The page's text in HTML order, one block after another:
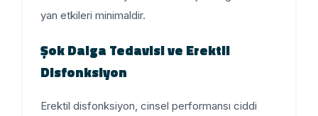
yan etkileri minimaldir.
Şok Dalga Tedavisi ve Erektil
Disfonksiyon
Erektil disfonksiyon, cinsel performansı ciddi